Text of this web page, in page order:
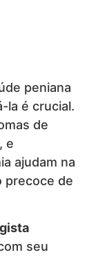
peniana
la é crucial.
de
e
ajudam na
precoce de
seu